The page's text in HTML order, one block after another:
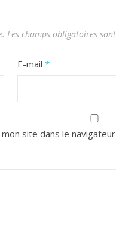
Les champs obligatoires
E-mail *
site dans le